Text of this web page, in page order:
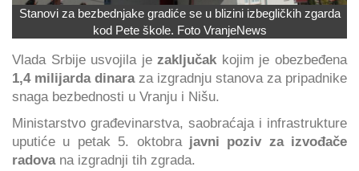
Stanovi za bezbednjake gradiće se u blizini izbegličkih zgarda
kod Pete škole. Foto VranjeNews
Vlada Srbije usvojila jezaključak kojim je obezbeđena
1,4 milijarda dinaraza izgradnju stanova za pripadnike
snaga bezbednosti u Vranju i Nišu.
Ministarstvo građevinarstva, saobraćaja i infrastrukture
uputiće u petak 5. oktobra javni poziv za izvođače
radovana izgradnji tih zgrada.